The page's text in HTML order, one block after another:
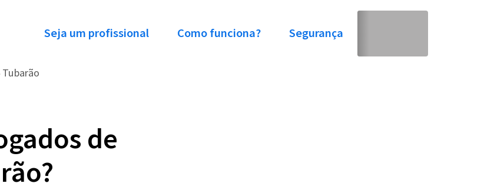
Seja um profissional Como funciona? Segurança
Tubarão
de